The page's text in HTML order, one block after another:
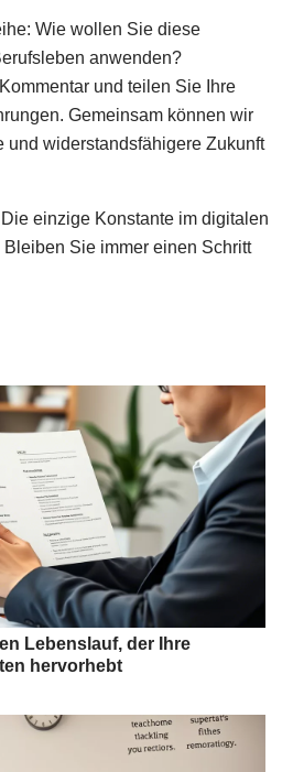
Wie wollen Sie diese
anwenden?
und teilen Sie Ihre
Gemeinsam können wir
und widerstandsfähigere Zukunft
einzige Konstante im digitalen
Sie immer einen Schritt
Lebenslauf, der Ihre
hervorhebt